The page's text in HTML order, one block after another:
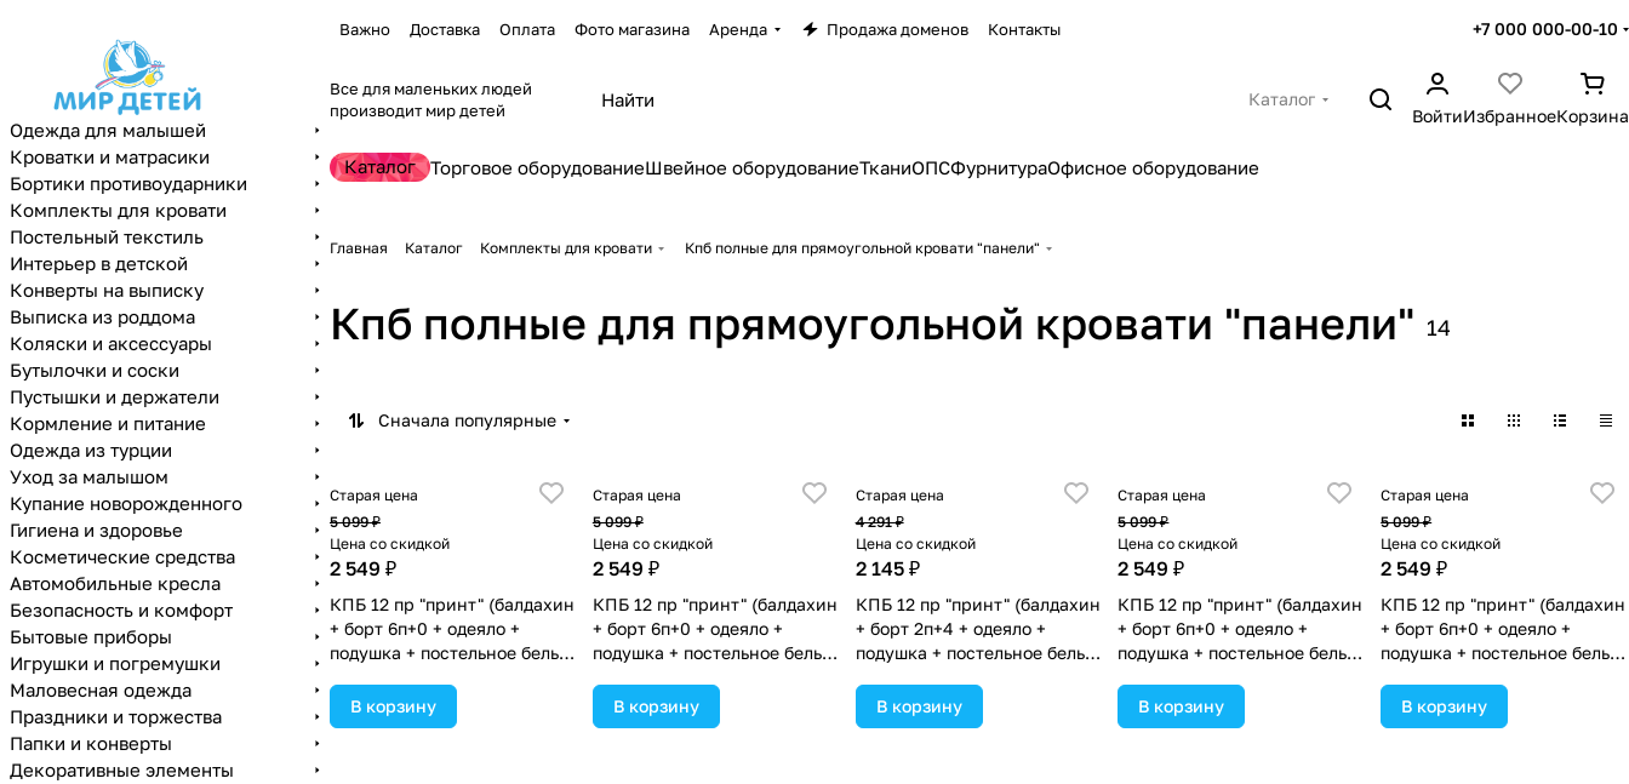
Важно Доставка Оплата Фото магазина Аренда Продажа доменов Контакты +7 000 000-00-10
Все для маленьких людей
производит мир детей
Каталог
ВойтиИзбранноеКорзина
Каталог Торговое оборудованиеШвейное оборудованиеТканиОПСФурнитураОфисное оборудование
Главная Каталог Комплекты для кровати Кпб полные для прямоугольной кровати "панели"
Кпб полные для прямоугольной кровати "панели" 14
Сначала популярные
Старая цена
5 099 ₽
Цена со скидкой
2 549 ₽
КПБ 12 пр "принт" (балдахин
+ борт 6п+0 + одеяло +
подушка + постельное белье
(№П209_05) цвета в
ассортименте.
В корзину
Старая цена
5 099 ₽
Цена со скидкой
2 549 ₽
КПБ 12 пр "принт" (балдахин
+ борт 6п+0 + одеяло +
подушка + постельное белье
(№П209_06) цвета в
ассортименте.
В корзину
Старая цена
4 291 ₽
Цена со скидкой
2 145 ₽
КПБ 12 пр "принт" (балдахин
+ борт 2п+4 + одеяло +
подушка + постельное белье
(№П209_2а4) цвета в
ассортименте.
В корзину
Старая цена
5 099 ₽
Цена со скидкой
2 549 ₽
КПБ 12 пр "принт" (балдахин
+ борт 6п+0 + одеяло +
подушка + постельное белье
(№П209_03) цвета в
ассортименте.
В корзину
Старая цена
5 099 ₽
Цена со скидкой
2 549 ₽
КПБ 12 пр "принт" (балдахин
+ борт 6п+0 + одеяло +
подушка + постельное белье
(№П209_02) цвета в
ассортименте.
В корзину
Одежда для малышей
Кроватки и матрасики
Бортики противоударники
Комплекты для кровати
Постельный текстиль
Интерьер в детской
Конверты на выписку
Выписка из роддома
Коляски и аксессуары
Бутылочки и соски
Пустышки и держатели
Кормление и питание
Одежда из турции
Уход за малышом
Купание новорожденного
Гигиена и здоровье
Косметические средства
Автомобильные кресла
Безопасность и комфорт
Бытовые приборы
Игрушки и погремушки
Маловесная одежда
Праздники и торжества
Папки и конверты
Декоративные элементы